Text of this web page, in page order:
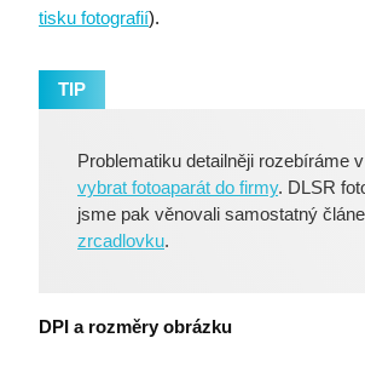
tisku fotografií).
TIP
Problematiku detailněji rozebíráme
vybrat fotoaparát do firmy. DLSR
jsme pak věnovali samostatný
zrcadlovku.
DPI a rozměry obrázku